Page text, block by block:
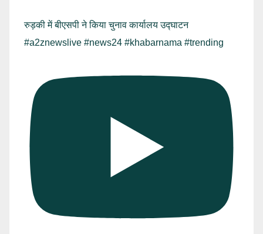
रुड़की में बीएसपी ने किया चुनाव कार्यालय उद्घाटन
#a2znewslive #news24 #khabarnama #trending